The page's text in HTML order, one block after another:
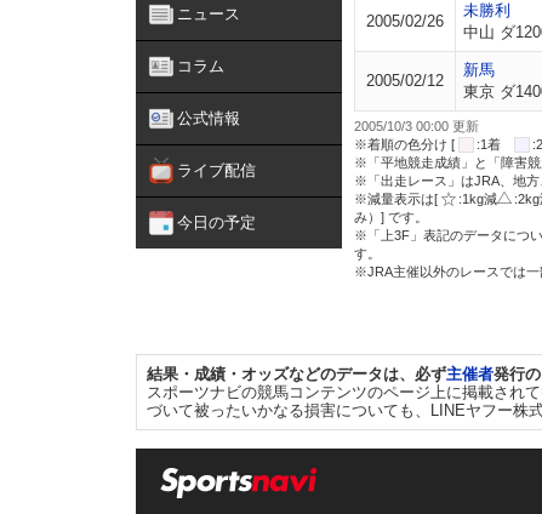
ニュース
コラム
公式情報
ライブ配信
今日の予定
2005/02/26
未勝利
中山 ダ
2005/02/12
新馬
東京 ダ
2005/10/3 00:00 更新
※着順の色分け [
:1着
※「平地競走成績」と「障害競
※「出走レース」はJRA、地方
※減量表示は[
:1kg減 :2kg
み）] です。
※「上3F」表記のデータにつ
す。
※JRA主催以外のレースでは一
結果・成績・オッズなどのデータは、必ず主催者発行
スポーツナビの競馬コンテンツのページ上に掲載され
づいて被ったいかなる損害についても、LINEヤフー株